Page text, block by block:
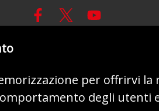
© 2026 - AIUTO ALLA
per offrirvi
degli utenti